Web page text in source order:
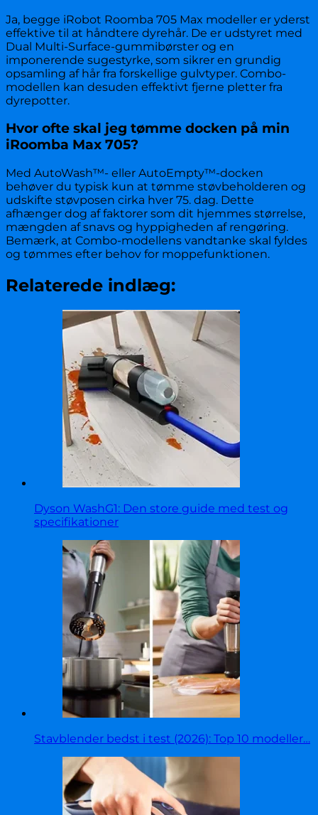
Ja, begge iRobot Roomba 705 Max modeller er yderst
effektive til at håndtere dyrehår. De er udstyret med
Dual Multi-Surface-gummibørster og en
imponerende sugestyrke, som sikrer en grundig
opsamling af hår fra forskellige gulvtyper. Combo-
modellen kan desuden effektivt fjerne pletter fra
dyrepotter.
Hvor ofte skal jeg tømme docken på min
iRoomba Max 705?
Med AutoWash™- eller AutoEmpty™-docken
behøver du typisk kun at tømme støvbeholderen og
udskifte støvposen cirka hver 75. dag. Dette
afhænger dog af faktorer som dit hjemmes størrelse,
mængden af snavs og hyppigheden af rengøring.
Bemærk, at Combo-modellens vandtanke skal fyldes
og tømmes efter behov for moppefunktionen.
Relaterede indlæg:
Dyson WashG1: Den store guide med test og
specifikationer
Stavblender bedst i test (2026): Top 10 modeller…